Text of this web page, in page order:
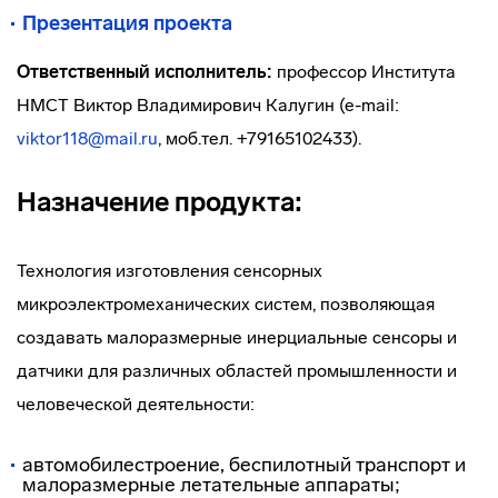
Презентация проекта
Ответственный исполнитель: профессор Института
НМСТ Виктор Владимирович Калугин (e-mail:
viktor118@mail.ru, моб.тел. +79165102433).
Назначение продукта:
Технология изготовления сенсорных
микроэлектромеханических систем, позволяющая
создавать малоразмерные инерциальные сенсоры и
датчики для различных областей промышленности и
человеческой деятельности:
автомобилестроение, беспилотный транспорт и
малоразмерные летательные аппараты;